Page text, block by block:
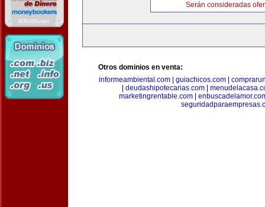
Serán consideradas
Otros dominios en venta:
informeambiental.com
guiachicos.com
deudashipotecarias.com|
marketingrentable.com|